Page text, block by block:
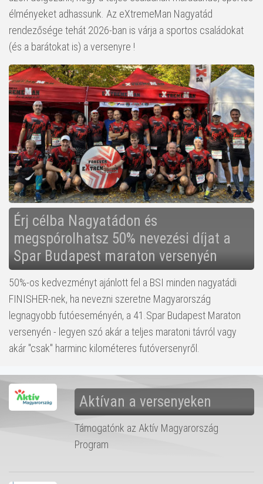
élményeket adhassunk. Az eXtremeMan Nagyatád
rendezősége tehát 2026-ban is várja a sportos családokat
(és a barátokat is) a versenyre !
Érj célba Nagyatádon és
megspórolhatsz 50% nevezési díjat a
Spar Budapest maraton versenyén
50%-os kedvezményt ajánlott fel a BSI minden nagyatádi
FINISHER-nek, ha nevezni szeretne Magyarország
legnagyobb futóeseményén, a 41.Spar Budapest Maraton
versenyén - legyen szó akár a teljes maratoni távról vagy
akár "csak" harminc kilométeres futóversenyről.
Aktívan a versenyeken
Támogatónk az Aktív Magyarország
Program